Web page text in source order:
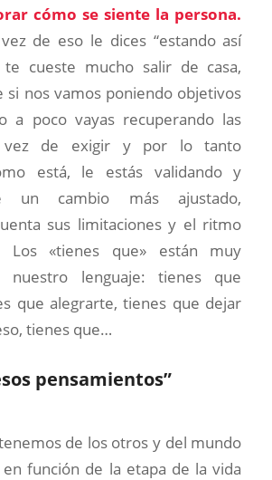
cómo se siente la persona.
de eso le dices “estando así
cueste mucho salir de casa,
si nos vamos poniendo objetivos
a poco vayas recuperando las
vez de exigir y por lo tanto
está, le estás validando y
un cambio más ajustado,
sus limitaciones y el ritmo
Los «tienes que» están muy
nuestro lenguaje: tienes que
que alegrarte, tienes que dejar
tienes que…
pensamientos”
de los otros y del mundo
función de la etapa de la vida